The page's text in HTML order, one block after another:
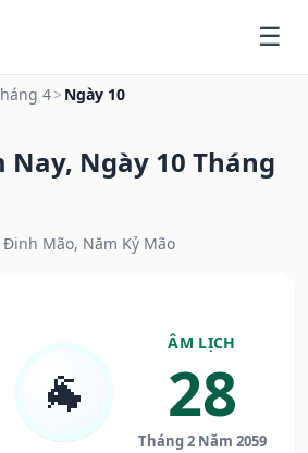
4> Ngày 10
Nay, Ngày 10 Tháng
Mão, Năm Kỷ Mão
🐐
ÂM LỊCH
28
Tháng 2 Năm 2059